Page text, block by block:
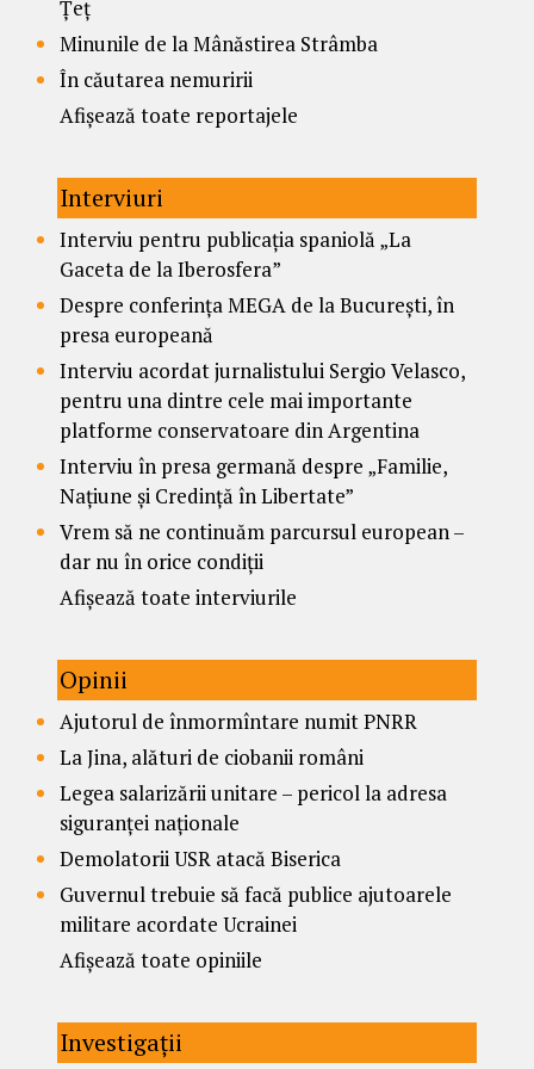
Țeț
Minunile de la Mânăstirea Strâmba
În căutarea nemuririi
Afișează toate reportajele
Interviuri
Interviu pentru publicația spaniolă „La
Gaceta de la Iberosfera”
Despre conferința MEGA de la București, în
presa europeană
Interviu acordat jurnalistului Sergio Velasco,
pentru una dintre cele mai importante
platforme conservatoare din Argentina
Interviu în presa germană despre „Familie,
Națiune și Credință în Libertate”
Vrem să ne continuăm parcursul european –
dar nu în orice condiții
Afișează toate interviurile
Opinii
Ajutorul de înmormîntare numit PNRR
La Jina, alături de ciobanii români
Legea salarizării unitare – pericol la adresa
siguranței naționale
Demolatorii USR atacă Biserica
Guvernul trebuie să facă publice ajutoarele
militare acordate Ucrainei
Afișează toate opiniile
Investigații